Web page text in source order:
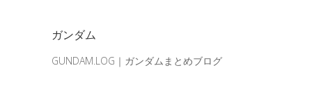
ガンダム
GUNDAM.LOG｜ガンダムまとめブログ